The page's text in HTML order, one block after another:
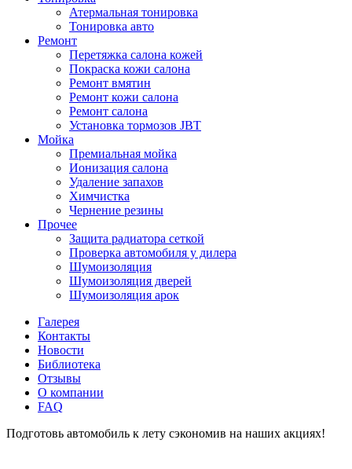
Атермальная тонировка
Тонировка авто
Ремонт
Перетяжка салона кожей
Покраска кожи салона
Ремонт вмятин
Ремонт кожи салона
Ремонт салона
Установка тормозов JBT
Мойка
Премиальная мойка
Ионизация салона
Удаление запахов
Химчистка
Чернение резины
Прочее
Защита радиатора сеткой
Проверка автомобиля у дилера
Шумоизоляция
Шумоизоляция дверей
Шумоизоляция арок
Галерея
Контакты
Новости
Библиотека
Отзывы
О компании
FAQ
Подготовь автомобиль к лету сэкономив на наших акциях!